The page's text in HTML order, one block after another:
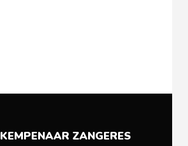
KEMPENAAR ZANGERES